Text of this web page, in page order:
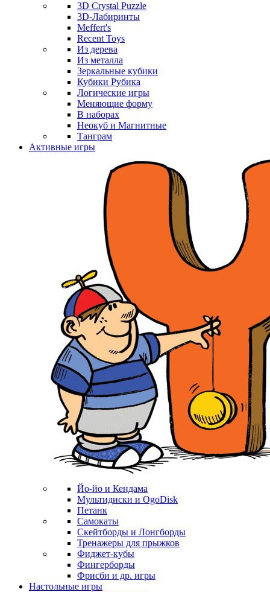
3D Crystal Puzzle
3D-Лабиринты
Meffert's
Recent Toys
Из дерева
Из металла
Зеркальные кубики
Кубики Рубика
Логические игры
Меняющие форму
В наборах
Неокуб и Магнитные
Танграм
Активные игры
Йо-йо и Кендама
Мультидиски и OgoDisk
Петанк
Самокаты
Скейтборды и Лонгборды
Тренажеры для прыжков
Фиджет-кубы
Фингерборды
Фрисби и др. игры
Настольные игры